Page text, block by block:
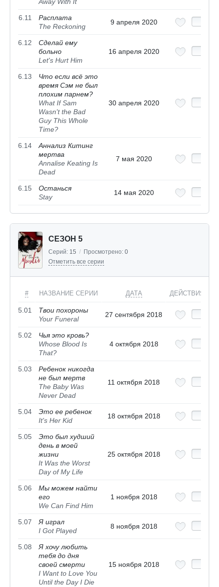
Away With It
6.11
Расплата
The Reckoning
9 апреля 2020
6.12
Сделай ему
больно
Let's Hurt Him
16 апреля 2020
6.13
Что если всё это
время Сэм не был
плохим парнем?
What If Sam
Wasn't the Bad
Guy This Whole
Time?
30 апреля 2020
6.14
Аннализ Китинг
мертва
Annalise Keating Is
Dead
7 мая 2020
6.15
Останься
Stay
14 мая 2020
СЕЗОН 5
Серий: 15 / Просмотрено: 0
Отметить все серии
# НАЗВАНИЕ СЕРИИ ДАТА ДЕЙСТВИЯ
5.01
Твои похороны
Your Funeral
27 сентября 2018
5.02
Чья это кровь?
Whose Blood Is
That?
4 октября 2018
5.03
Ребенок никогда
не был мертв
The Baby Was
Never Dead
11 октября 2018
5.04
Это ее ребенок
It's Her Kid
18 октября 2018
5.05
Это был худший
день в моей
жизни
It Was the Worst
Day of My Life
25 октября 2018
5.06
Мы можем найти
его
We Can Find Him
1 ноября 2018
5.07
Я играл
I Got Played
8 ноября 2018
5.08
Я хочу любить
тебя до дня
своей смерти
I Want to Love You
Until the Day I Die
15 ноября 2018